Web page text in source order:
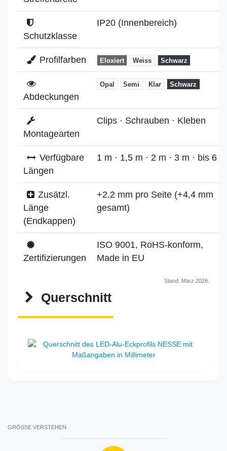
Schutzklasse
IP20 (Innenbereich)
Profilfarben Eloxiert Weiss Schwarz
Abdeckungen
Opal Semi Klar Schwarz
Montagearten
Clips · Schrauben · Kleben
Verfügbare
Längen
1 m · 1,5 m · 2 m · 3 m · bis 6 m
Zusätzl.
Länge
(Endkappen)
+2,2 mm pro Seite (+4,4 mm
gesamt)
Zertifizierungen
ISO 9001, RoHS-konform,
Made in EU
Stand: März 2026.
Querschnitt
GRÖSSE VERSTEHEN